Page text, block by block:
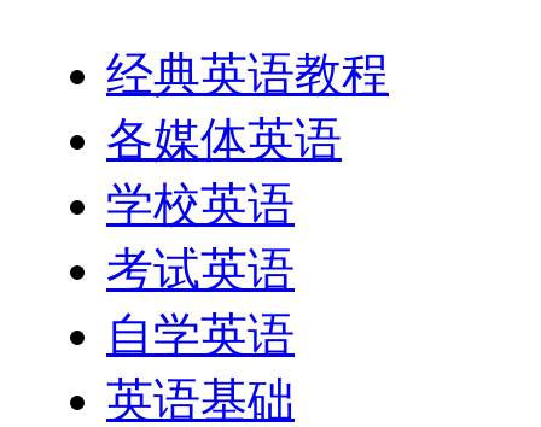
经典英语教程
各媒体英语
学校英语
考试英语
自学英语
英语基础